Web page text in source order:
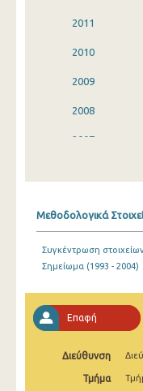
2011
2010
2009
2008
2007
2003
2001
1999
Μεθοδολογικά
Συγκέντρωση
Σημείωμα (1993 - 2004)
Επαφή
Διεύθυνση
Τμήμα